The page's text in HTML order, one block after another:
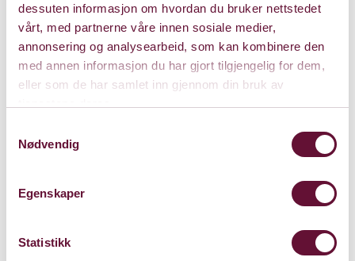
dessuten informasjon om hvordan du bruker nettstedet
vårt, med partnerne våre innen sosiale medier,
annonsering og analysearbeid, som kan kombinere den
med annen informasjon du har gjort tilgjengelig for dem,
eller som de har samlet inn gjennom din bruk av
Nødvendig
Egenskaper
Statistikk